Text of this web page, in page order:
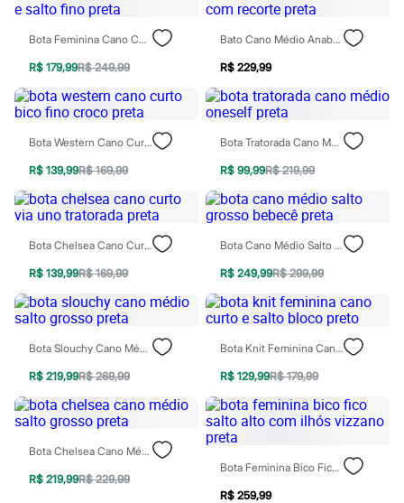
Jeans
Shorts e Bermudas
Todos os produtos
Infantil
Em alta
Arrumadinho para os meninos
Romântico para as meninas
Inverno
Roupas menina
0 a 24 meses
1 a 5 anos
4 a 12 anos
10 a 16 anos
Roupas menino
0 a 24 meses
4 a 12 anos
10 a 16 anos
Recém-nascido
Bolsas e Mochilas
Chapéus
Calçados
Botas
Chinelos
Pantufas
Sandálias
Bota Feminina Cano Curto E Salto Fino Preta
R$ 179,99R$ 249,99
Bato Cano Médio Anabela Com Recorte Preta
R$ 229,99
Bota Western Cano Curto Bico Fino Croco Preta
R$ 139,99R$ 169,99
Bota Tratorada Cano Médio Oneself Preta
R$ 99,99R$ 219,99
Bota Chelsea Cano Curto Via Uno Tratorada Preta
R$ 139,99R$ 169,99
Bota Cano Médio Salto Grosso Bebecê Preta
R$ 249,99R$ 299,99
Bota Slouchy Cano Médio Salto Grosso Preta
R$ 219,99R$ 269,99
Bota Knit Feminina Cano Curto E Salto Bloco Preto
R$ 129,99R$ 179,99
Bota Chelsea Cano Médio Salto Grosso Preta
R$ 219,99R$ 229,99
Bota Feminina Bico Fico Salto Alto Com Ilhós Vizzano Preta
R$ 259,99